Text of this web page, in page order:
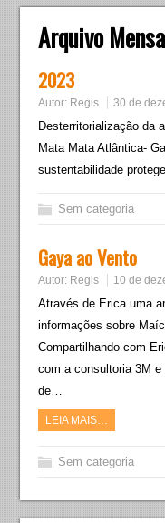
Arquivo
2023
Autor: Regis 30 de
Desterritorialização da
Mata Mata Atlântica-
sustentabilidade
Sem categoria
Gaya ao Vento
Autor: Regis 10 de
Através de Erica uma
informações sobre
Compartilhando com
com a consultoria 3M
de…
LEIA MAIS…
Sem categoria